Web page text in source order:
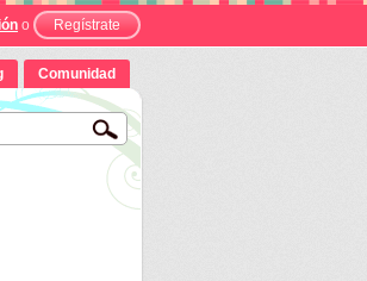
o Regístrate
Comunidad